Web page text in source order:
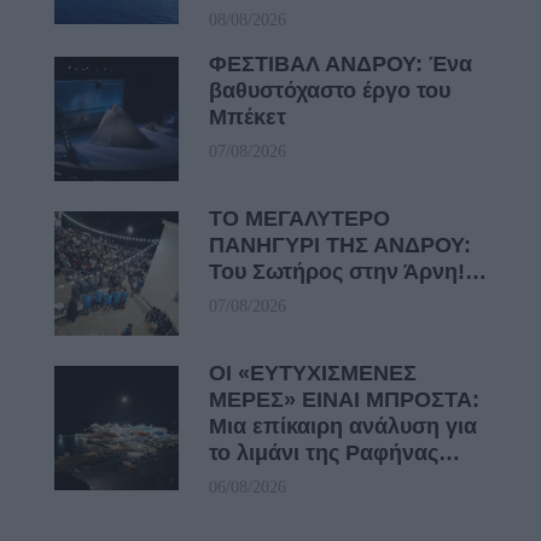
08/08/2026
ΦΕΣΤΙΒΑΛ ΑΝΔΡΟΥ: Ένα
βαθυστόχαστο έργο του
Μπέκετ
07/08/2026
ΤΟ ΜΕΓΑΛΥΤΕΡΟ
ΠΑΝΗΓΥΡΙ ΤΗΣ ΑΝΔΡΟΥ:
Του Σωτήρος στην Άρνη!…
07/08/2026
ΟΙ «ΕΥΤΥΧΙΣΜΕΝΕΣ
ΜΕΡΕΣ» ΕΙΝΑΙ ΜΠΡΟΣΤΑ:
Μια επίκαιρη ανάλυση για
το λιμάνι της Ραφήνας…
06/08/2026